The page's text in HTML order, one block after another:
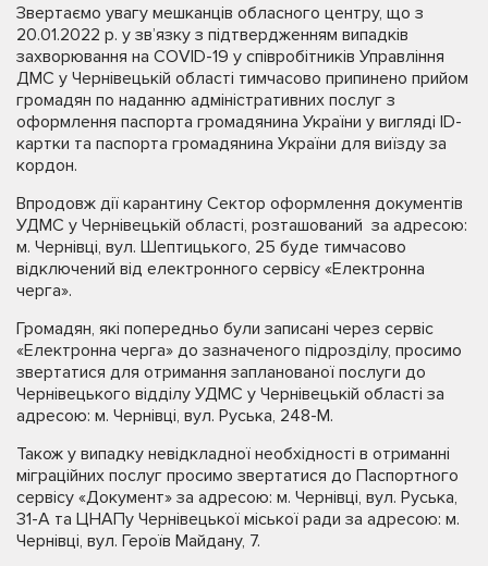
Звертаємо увагу мешканців обласного центру, що з
20.01.2022 р. у зв’язку з підтвердженням випадків
захворювання на COVID-19 у співробітників Управління
ДМС у Чернівецькій області тимчасово припинено прийом
громадян по наданню адміністративних послуг з
оформлення паспорта громадянина України у вигляді ID-
картки та паспорта громадянина України для виїзду за
кордон.
Впродовж дії карантину Сектор оформлення документів
УДМС у Чернівецькій області, розташований за адресою:
м. Чернівці, вул. Шептицького, 25 буде тимчасово
відключений від електронного сервісу «Електронна
черга».
Громадян, які попередньо були записані через сервіс
«Електронна черга» до зазначеного підрозділу, просимо
звертатися для отримання запланованої послуги до
Чернівецького відділу УДМС у Чернівецькій області за
адресою: м. Чернівці, вул. Руська, 248-М.
Також у випадку невідкладної необхідності в отриманні
міграційних послуг просимо звертатися до Паспортного
сервісу «Документ» за адресою: м. Чернівці, вул. Руська,
31-А та ЦНАПу Чернівецької міської ради за адресою: м.
Чернівці, вул. Героїв Майдану, 7.